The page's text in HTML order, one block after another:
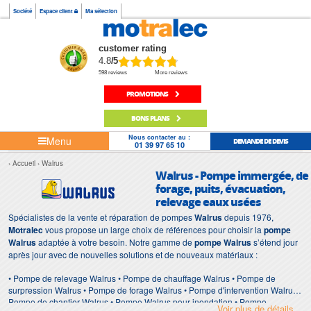
Société Espace client Ma sélection
customer rating
4.8/5
598 reviews More reviews
PROMOTIONS
BONS PLANS
Menu Nous contacter au :
01 39 97 65 10 DEMANDE DE DEVIS
Accueil Walrus
Walrus - Pompe immergée, de
forage, puits, évacuation,
relevage eaux usées
Spécialistes de la vente et réparation de pompesWalrusdepuis 1976,
Motralecvous propose un large choix de références pour choisir la pompe
Walrusadaptée à votre besoin. Notre gamme depompe Walruss’étend jour
après jour avec de nouvelles solutions et de nouveaux matériaux :
• Pompe de relevage Walrus • Pompe de chauffage Walrus • Pompe de
surpression Walrus • Pompe de forage Walrus • Pompe d'intervention Walrus •
Pompe de chantier Walrus • Pompe Walrus pour inondation • Pompe